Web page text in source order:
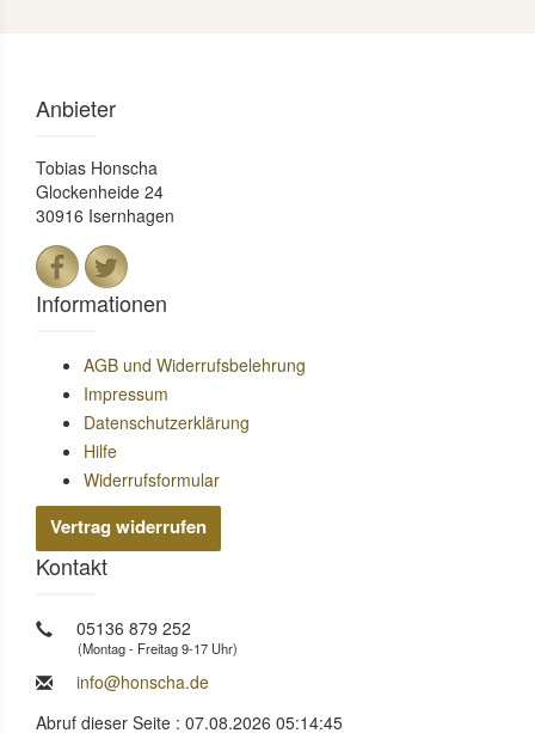
Anbieter
Tobias Honscha
Glockenheide 24
30916 Isernhagen
Informationen
AGB und Widerrufsbelehrung
Impressum
Datenschutzerklärung
Hilfe
Widerrufsformular
Vertrag widerrufen
Kontakt
05136 879 252
(Montag - Freitag 9-17 Uhr)
info@honscha.de
Abruf dieser Seite : 07.08.2026 05:14:45